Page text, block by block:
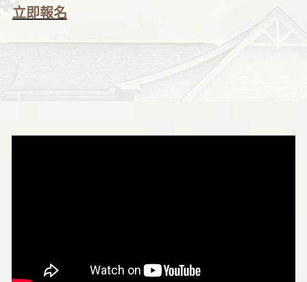
立即報名